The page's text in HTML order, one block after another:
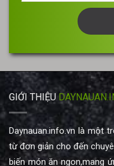
GIỚI THIỆU
Daynauan.info.vn là một
từ đơn giản cho đến
biến món ăn ngon,mang